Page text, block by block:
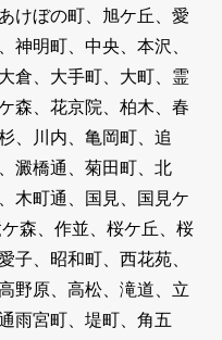
けぼの町、旭ケ丘、愛
神明町、中央、本沢、
倉、大手町、大町、霊
森、花京院、柏木、春
、川内、亀岡町、追
澱橋通、菊田町、北
木町通、国見、国見ケ
森、作並、桜ケ丘、桜
子、昭和町、西花苑、
野原、高松、滝道、立
雨宮町、堤町、角五